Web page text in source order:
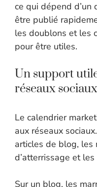
ce qui dépend
être publié
les doublons et les
pour être utiles.
Un support
réseaux
Le calendrier
aux réseaux
articles de blog,
d’atterrissage et
Sur un blog, les